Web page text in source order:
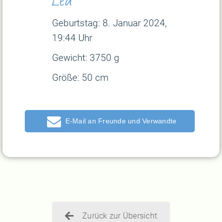
Geburtstag: 8. Januar 2024,
19:44 Uhr
Gewicht: 3750 g
Größe: 50 cm
E-Mail
Zurück zur Übersicht